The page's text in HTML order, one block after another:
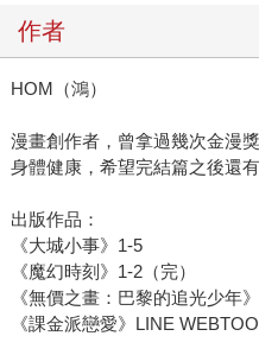
作者
HOM（鴻）
漫畫創作者，曾拿過幾次金漫
身體健康，希望完結篇之後還
出版作品：
《大城小事》1-5
《魔幻時刻》1-2（完）
《無價之畫：巴黎的追光少年》
《課金派戀愛》LINE